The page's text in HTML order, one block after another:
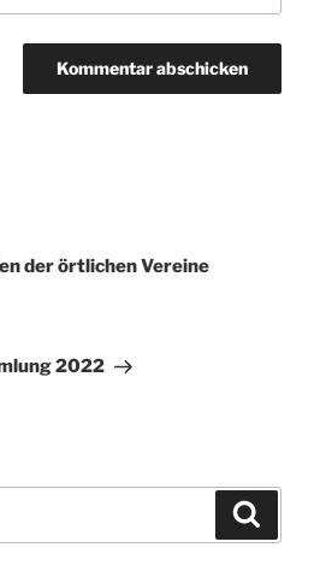
der örtlichen Vereine
2022